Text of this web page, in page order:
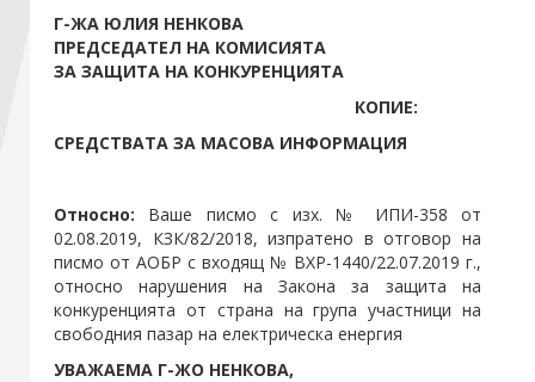
Стани член
Абонирайте се!
Г-ЖА ЮЛИЯ НЕНКОВА
ПРЕДСЕДАТЕЛ НА КОМИСИЯТА
ЗА ЗАЩИТА НА КОНКУРЕНЦИЯТА
КОПИЕ:
СРЕДСТВАТА ЗА МАСОВА ИНФОРМАЦИЯ
Относно: Ваше писмо с изх. № ИПИ-358 от
02.08.2019, КЗК/82/2018, изпратено в отговор на
писмо от АОБР с входящ № ВХР-1440/22.07.2019 г.,
относно нарушения на Закона за защита на
конкуренцията от страна на група участници на
свободния пазар на електрическа енергия
УВАЖАЕМА Г-ЖО НЕНКОВА,